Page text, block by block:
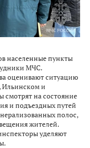
населенные пункты
МЧС.
оценивают ситуацию
Ильинском и
на состояние
и подъездных путей
полос,
жителей.
уделяют